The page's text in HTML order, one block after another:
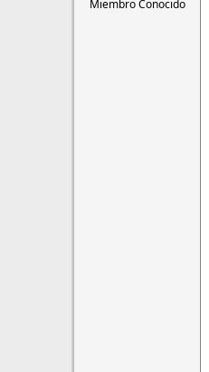
Miembro Conocido